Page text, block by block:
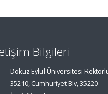
Bilgileri
Dokuz Eylül Üniversitesi
35210, Cumhuriyet Blv, 35220